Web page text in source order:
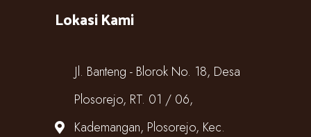
Lokasi Kami
Jl. Banteng - Blorok No. 18, Desa
Plosorejo, RT. 01 / 06,
Kademangan, Plosorejo, Kec.